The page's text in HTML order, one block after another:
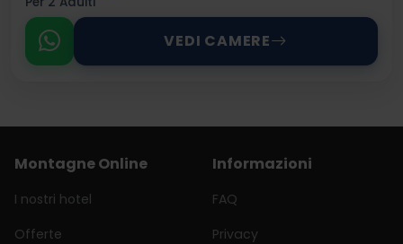
VEDI CAMERE
Montagne Online
I nostri hotel
Offerte
Informazioni
FAQ
Privacy